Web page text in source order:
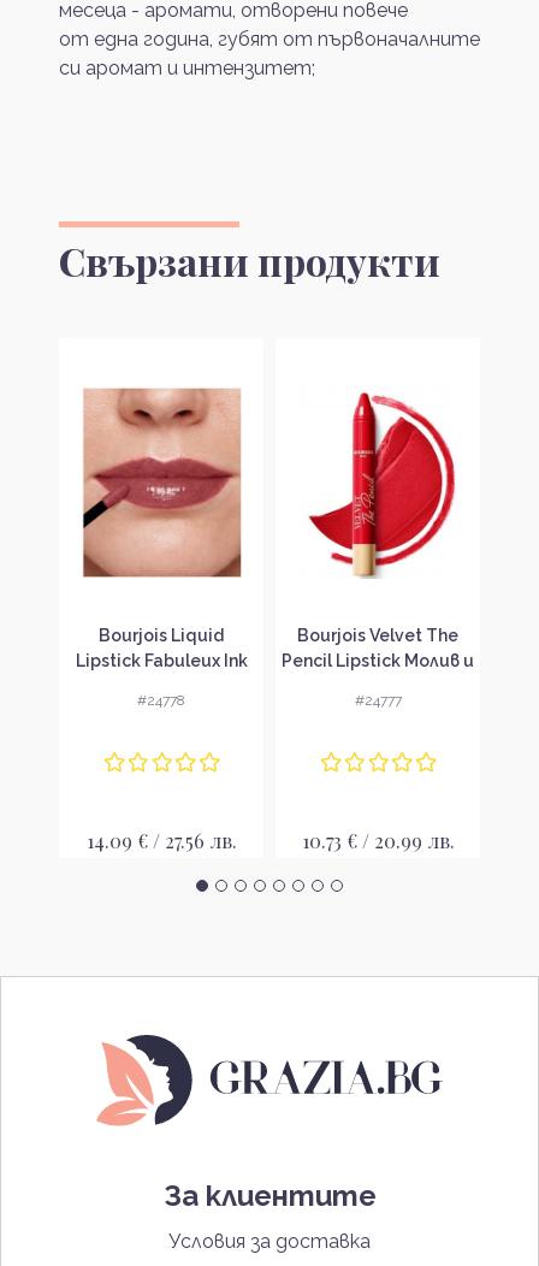
месеца - аромати, отворени повече
от една година, губят от първоначалните
си аромат и интензитет;
Свързани продукти
Bourjois Liquid
Lipstick Fabuleux Ink
червило
#24778
14.09 € / 27.56 лв.
Bourjois Velvet The
Pencil Lipstick Молив и
#24777
10.73 € / 20.99 лв.
За клиентите
Условия за доставка